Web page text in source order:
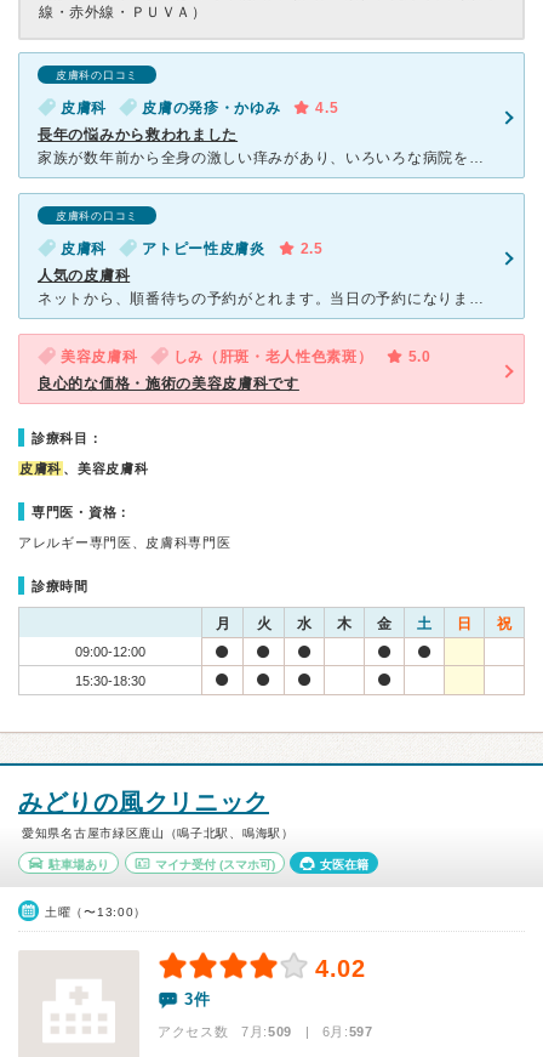
線・赤外線・ＰＵＶＡ）
皮膚科の口コミ
皮膚科 皮膚の発疹・かゆみ
4.5
長年の悩みから救われました
家族が数年前から全身の激しい痒みがあり、いろいろな病院を紹介してもらってたくさん検査しても原因不明で、いろんな薬を試しても効果がなく、精神的にもまいっていました。 なんとなく検索していたら、こちらの
皮膚科の口コミ
皮膚科 アトピー性皮膚炎
2.5
人気の皮膚科
ネットから、順番待ちの予約がとれます。当日の予約になります。 人気のようで、予約してから1:30ほどかかりました。 徳重駅から歩いて5分程の高台にあり、 新しくてとっても綺麗な院内です。 受付
美容皮膚科 しみ（肝斑・老人性色素斑）
5.0
良心的な価格・施術の美容皮膚科です
診療科目：
皮膚科 、美容皮膚科
専門医・資格：
アレルギー専門医、皮膚科専門医
診療時間
月 火 水 木 金 土 日 祝
09:00-12:00
15:30-18:30
みどりの風クリニック
愛知県名古屋市緑区鹿山（鳴子北駅、鳴海駅）
駐車場あり マイナ受付(スマホ可) 女医在籍
土曜（〜13:00）
4.02
3件
アクセス数 7月:509 | 6月:597